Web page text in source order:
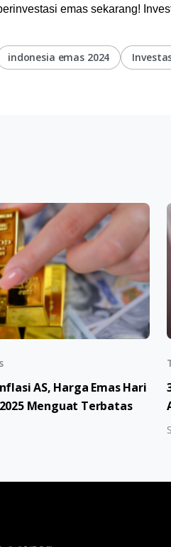
emas sekarang!
indonesia emas 2024
AS, Harga Emas Hari
Menguat Terbatas